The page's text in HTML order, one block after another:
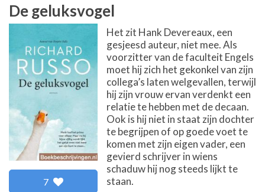
De geluksvogel
7
Het zit Hank Devereaux, een
gesjeesd auteur, niet mee. Als
voorzitter van de faculteit Engels
moet hij zich het gekonkel van zijn
collega’s laten welgevallen, terwijl
hij zijn vrouw ervan verdenkt een
relatie te hebben met de decaan.
Ook is hij niet in staat zijn dochter
te begrijpen of op goede voet te
komen met zijn eigen vader, een
gevierd schrijver in wiens
schaduw hij nog steeds lijkt te
staan.